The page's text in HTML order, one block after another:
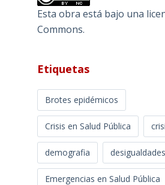
Esta obra está bajo una
Commons.
Etiquetas
Brotes epidémicos
Crisis en Salud Pública
demografia
Emergencias en Salud Pública